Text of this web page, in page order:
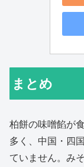
まとめ
柏餅の味噌餡が
多く、中国・四
ていません。み